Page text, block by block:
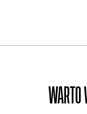
WARTO